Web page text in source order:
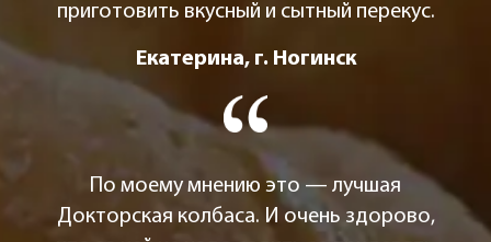
приготовить вкусный и сытный перекус.
Екатерина, г. Ногинск
По моему мнению это — лучшая
Докторская колбаса. И очень здорово,